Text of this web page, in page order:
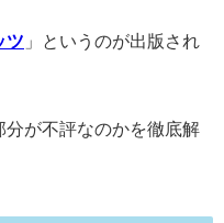
ツ 」というのが出版され
分が不評なのかを徹底解